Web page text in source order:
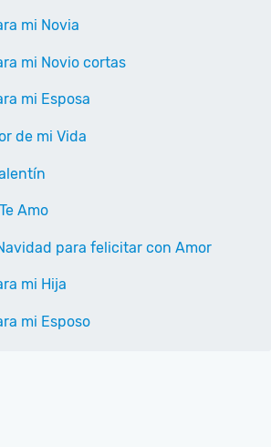
mi Novia
mi Novio cortas
mi Esposa
de mi Vida
Amo
para felicitar con Amor
mi Hija
mi Esposo